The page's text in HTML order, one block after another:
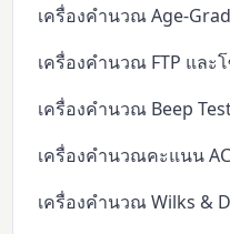
เครื่องคำนวณ Age-
เครื่องคำนวณ FTP และ
เครื่องคำนวณ Beep
เครื่องคำนวณคะแนน
เครื่องคำนวณ Wilks &